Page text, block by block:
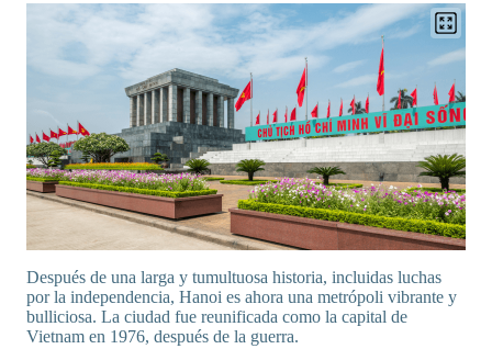
Después de una larga y tumultuosa historia, incluidas luchas
por la independencia, Hanoi es ahora una metrópoli vibrante y
bulliciosa. La ciudad fue reunificada como la capital de
Vietnam en 1976, después de la guerra.